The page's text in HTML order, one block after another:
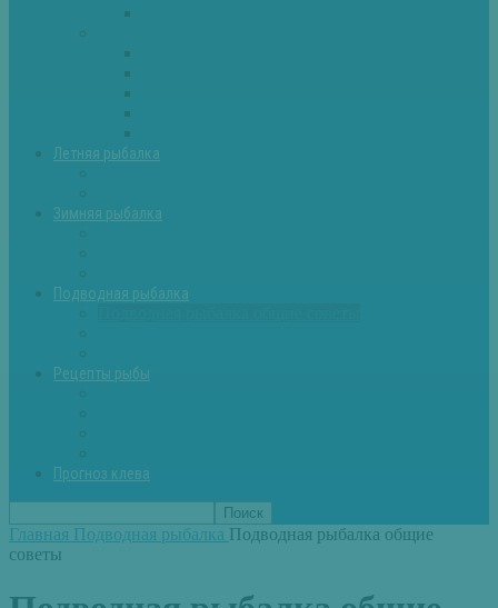
Летняя рыбалка
Зимняя рыбалка
Подводная рыбалка
Рецепты рыбы
Прогноз клева
Главная Подводная рыбалка Подводная рыбалка общие
советы